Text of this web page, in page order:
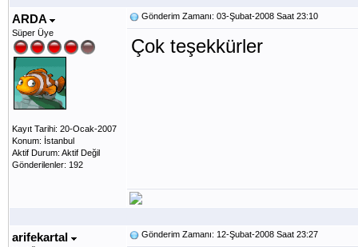
ARDA
Süper Üye
Kayıt Tarihi: 20-Ocak-2007
Konum: İstanbul
Aktif Durum: Aktif Değil
Gönderilenler: 192
Gönderim Zamanı: 03-Şubat-2008 Saat 23:10
Çok teşekkürler
arifekartal Gönderim Zamanı: 12-Şubat-2008 Saat 23:27